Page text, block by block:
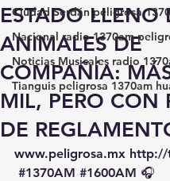
Ciudad Serdán peligrosa
Nacional radio 1370am
Noticias Musicales radio
Tianguis peligrosa 1370am
ESTADO LLENO
ANIMALES DE
COMPAÑÍA:
MIL, PERO CON
DE
www.peligrosa.mx http://
#1370AM #1600AM 🎧